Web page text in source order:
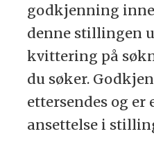
godkjenning
denne stillingen
kvittering på
du søker.
ettersendes og
ansettelse i